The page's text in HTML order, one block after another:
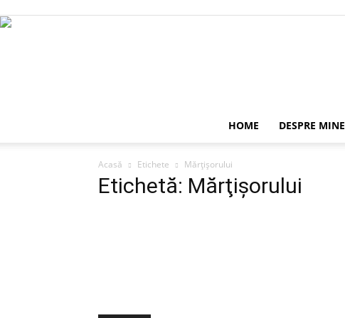
HOME DESPRE MINE
Acasă Etichete Mărţişorului
Etichetă: Mărţişorului